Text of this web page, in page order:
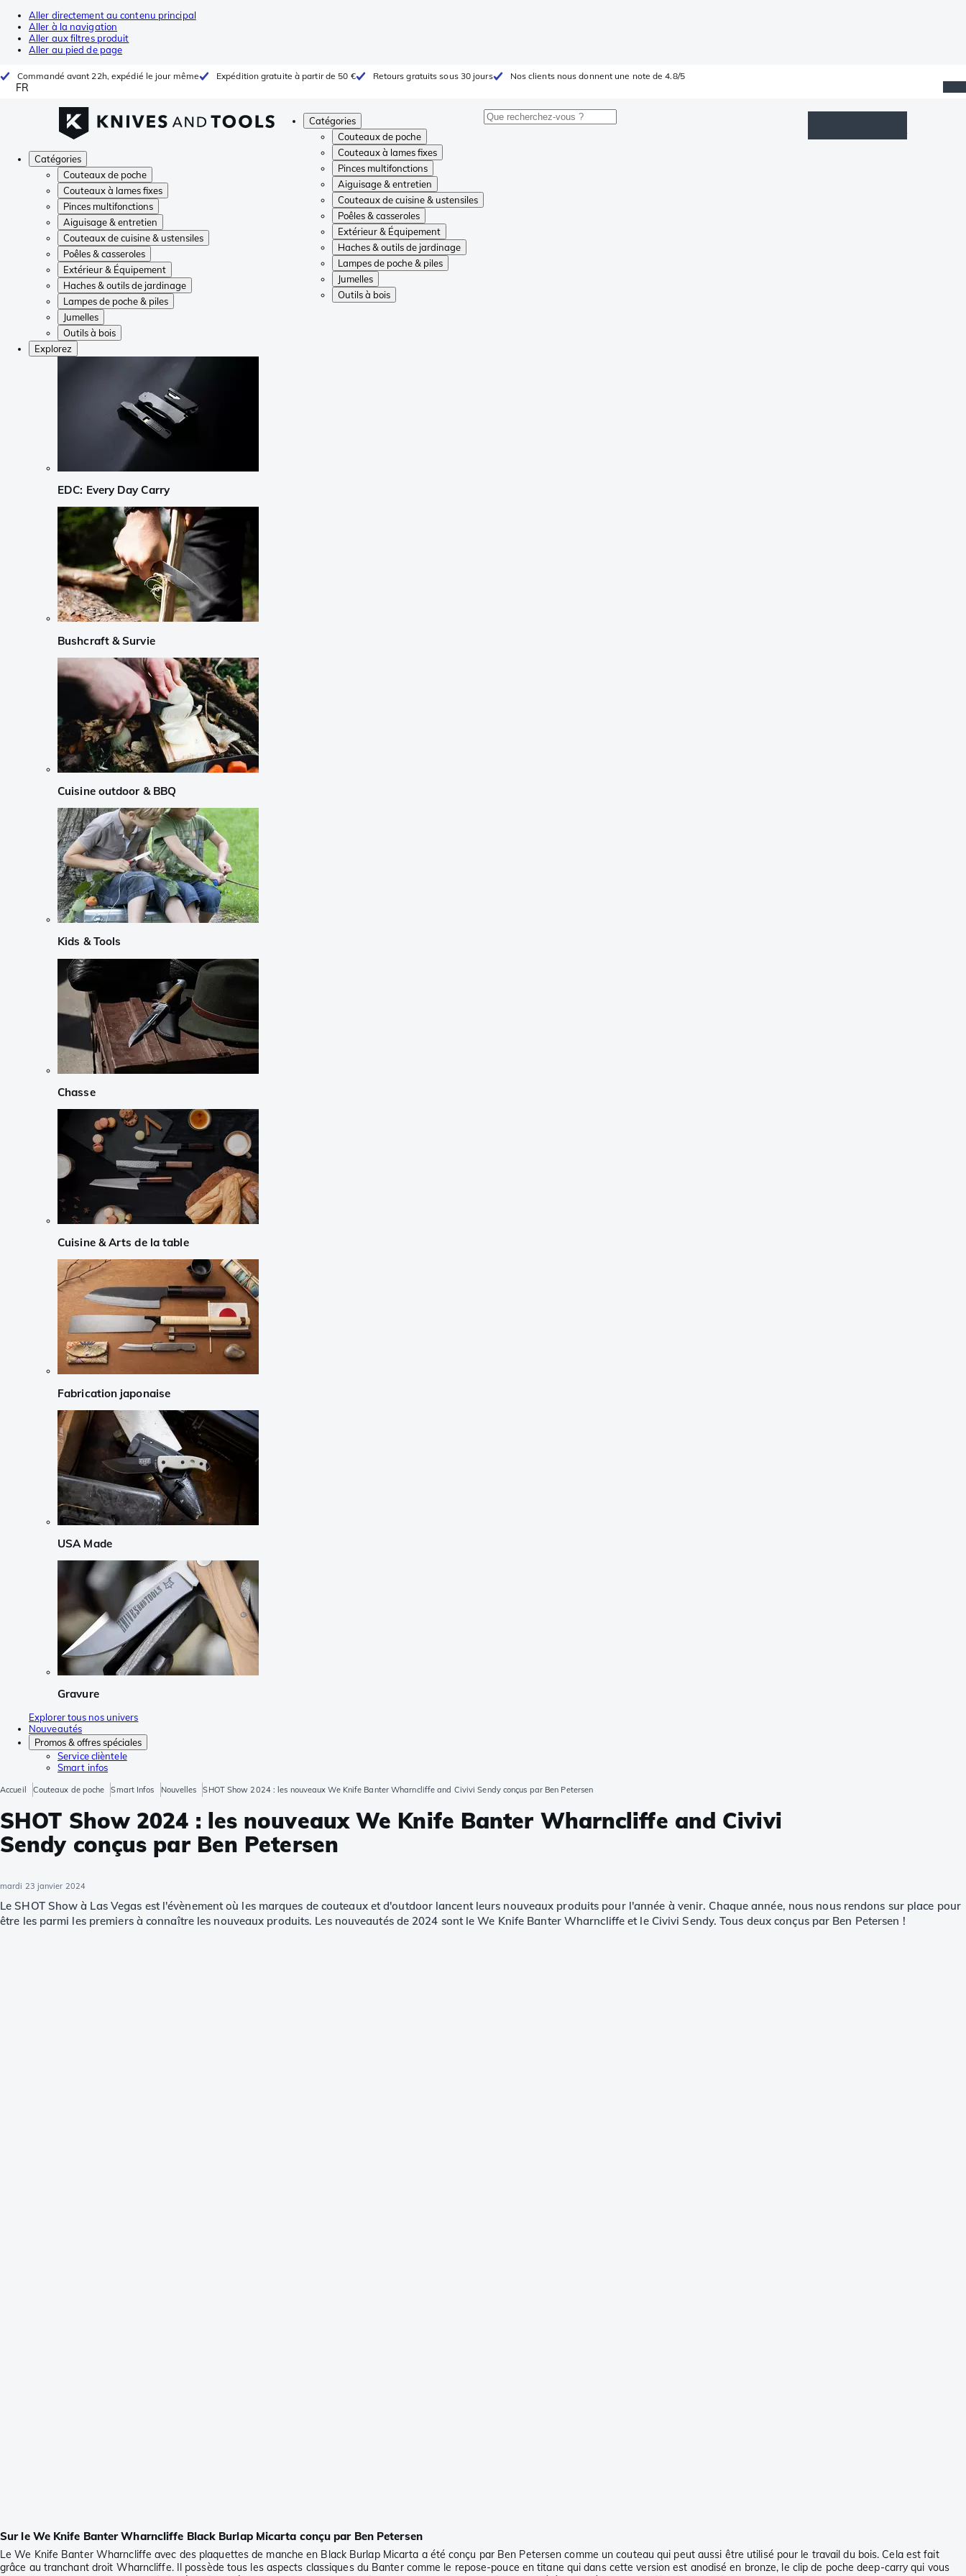
Aller directement au contenu principal
Aller à la navigation
Aller aux filtres produit
Aller au pied de page
Commandé avant 22h, expédié le jour même Expédition gratuite à partir de 50 € Retours gratuits sous 30 jours Nos clients nous donnent une note de 4.8/5
FR
Catégories
Couteaux de poche
Couteaux à lames fixes
Pinces multifonctions
Aiguisage & entretien
Couteaux de cuisine & ustensiles
Poêles & casseroles
Extérieur & Équipement
Haches & outils de jardinage
Lampes de poche & piles
Jumelles
Outils à bois
Catégories
Couteaux de poche
Couteaux à lames fixes
Pinces multifonctions
Aiguisage & entretien
Couteaux de cuisine & ustensiles
Poêles & casseroles
Extérieur & Équipement
Haches & outils de jardinage
Lampes de poche & piles
Jumelles
Outils à bois
Explorez
EDC: Every Day Carry
Bushcraft & Survie
Cuisine outdoor & BBQ
Kids & Tools
Chasse
Cuisine & Arts de la table
Fabrication japonaise
USA Made
Gravure
Explorer tous nos univers
Nouveautés
Promos & offres spéciales
Service clièntele
Smart infos
Accueil Couteaux de poche Smart Infos Nouvelles SHOT Show 2024 : les nouveaux We Knife Banter Wharncliffe and Civivi Sendy conçus par Ben Petersen
SHOT Show 2024 : les nouveaux We Knife Banter Wharncliffe and Civivi
Sendy conçus par Ben Petersen
mardi 23 janvier 2024
Le SHOT Show à Las Vegas est l'évènement où les marques de couteaux et d'outdoor lancent leurs nouveaux produits pour l'année à venir. Chaque année, nous nous rendons sur place pour
être les parmi les premiers à connaître les nouveaux produits. Les nouveautés de 2024 sont le We Knife Banter Wharncliffe et le Civivi Sendy. Tous deux conçus par Ben Petersen !
Sur le We Knife Banter Wharncliffe Black Burlap Micarta conçu par Ben Petersen
Le We Knife Banter Wharncliffe avec des plaquettes de manche en Black Burlap Micarta a été conçu par Ben Petersen comme un couteau qui peut aussi être utilisé pour le travail du bois. Cela est fait
grâce au tranchant droit Wharncliffe. Il possède tous les aspects classiques du Banter comme le repose-pouce en titane qui dans cette version est anodisé en bronze, le clip de poche deep-carry qui vous